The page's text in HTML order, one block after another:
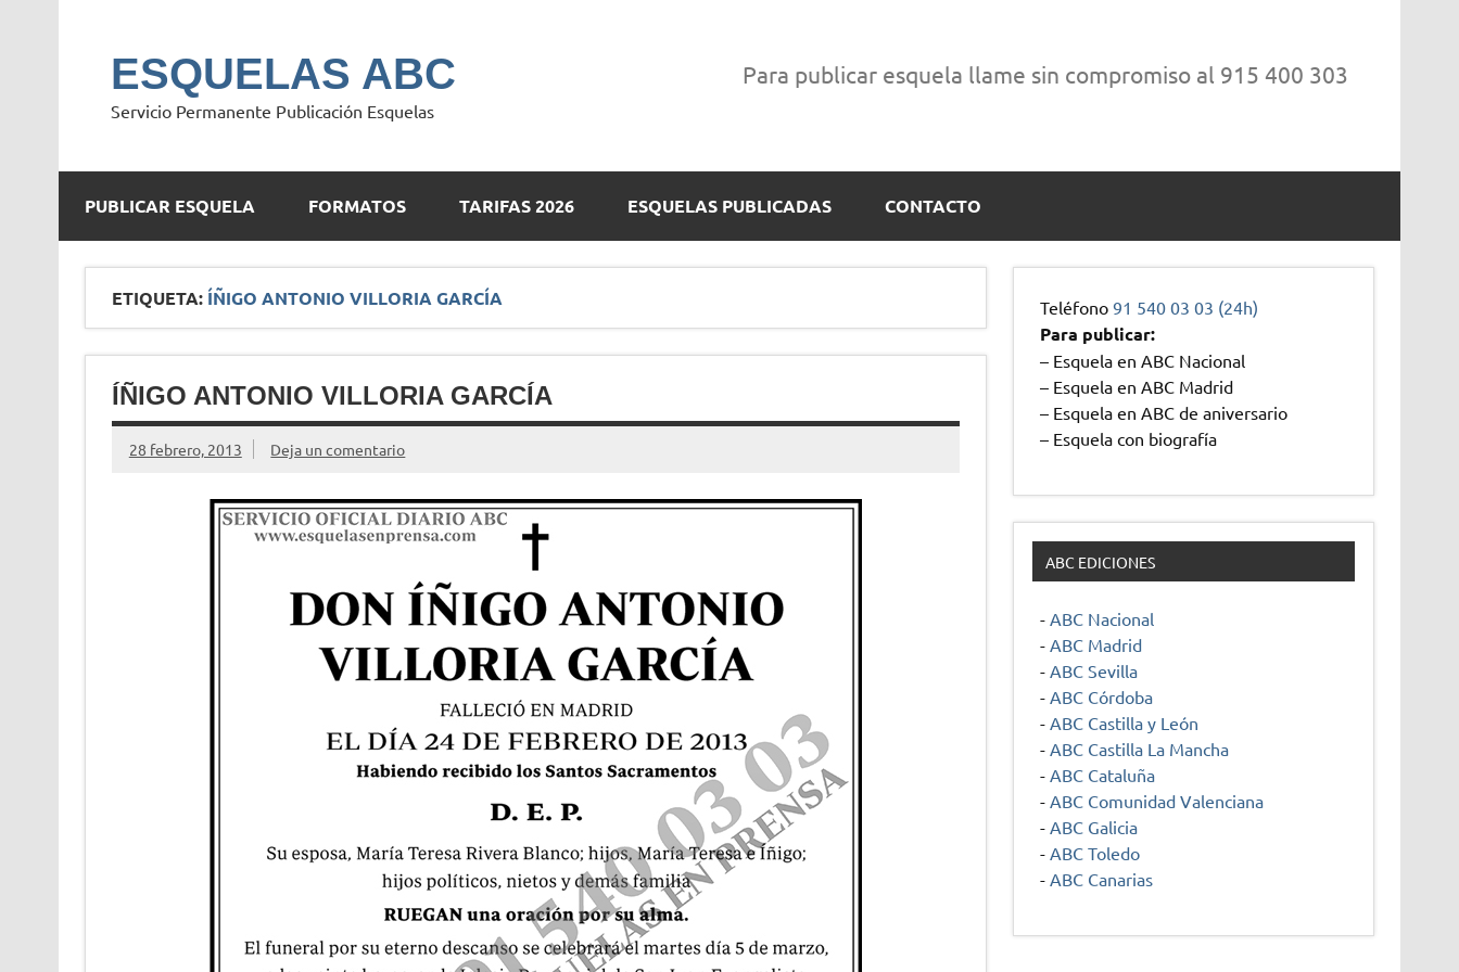
ESQUELAS ABC
Servicio Permanente Publicación Esquelas
Para publicar esquela llame sin compromiso al 915 400 303
PUBLICAR ESQUELA FORMATOS TARIFAS 2026 ESQUELAS PUBLICADAS CONTACTO
ETIQUETA: ÍÑIGO ANTONIO VILLORIA GARCÍA
ÍÑIGO ANTONIO VILLORIA GARCÍA
28 febrero, 2013 Deja un comentario
Teléfono91 540 03 03 (24h)
Para publicar:
– Esquela en ABC Nacional
– Esquela en ABC Madrid
– Esquela en ABC de aniversario
– Esquela con biografía
ABC EDICIONES
- ABC Nacional
- ABC Madrid
- ABC Sevilla
- ABC Córdoba
- ABC Castilla y León
- ABC Castilla La Mancha
- ABC Cataluña
- ABC Comunidad Valenciana
- ABC Galicia
- ABC Toledo
- ABC Canarias